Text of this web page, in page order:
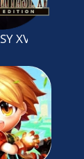
RPG
XV POCKET